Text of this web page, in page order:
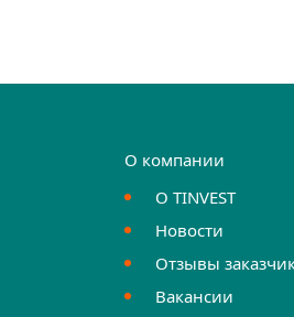
О компании
О TINVEST
Новости
Отзывы
Вакансии